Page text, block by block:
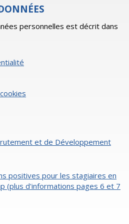
personnelles est décrit dans
et de Développement
positives pour les stagiaires en
(plus d'informations pages 6 et 7